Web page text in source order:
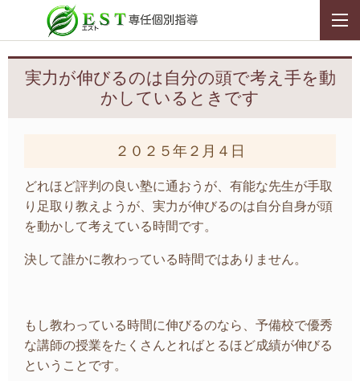
実力が伸びるのは自分の頭で考え手を動
かしているときです
２０２５年２月４日
どれほど評判の良い塾に通おうが、有能な先生が手取
り足取り教えようが、実力が伸びるのは自分自身が頭
を動かして考えている時間です。
決して誰かに教わっている時間ではありません。
もし教わっている時間に伸びるのなら、予備校で優秀
な講師の授業をたくさんとればとるほど成績が伸びる
ということです。